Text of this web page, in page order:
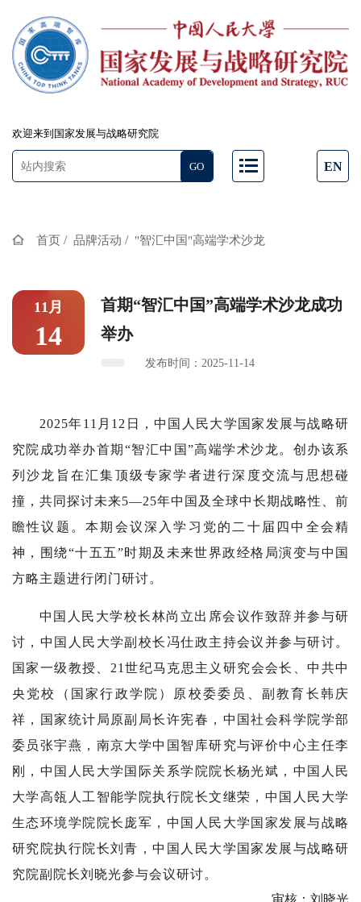
欢迎来到国家发展与战略研究院
EN
首页 / 品牌活动 / "智汇中国"高端学术沙龙
11月
14
首期“智汇中国”高端学术沙龙成功
举办
发布时间：2025-11-14
2025年11月12日，中国人民大学国家发展与战略研
究院成功举办首期“智汇中国”高端学术沙龙。创办该系
列沙龙旨在汇集顶级专家学者进行深度交流与思想碰
撞，共同探讨未来5—25年中国及全球中长期战略性、前
瞻性议题。本期会议深入学习党的二十届四中全会精
神，围绕“十五五”时期及未来世界政经格局演变与中国
方略主题进行闭门研讨。
中国人民大学校长林尚立出席会议作致辞并参与研
讨，中国人民大学副校长冯仕政主持会议并参与研讨。
国家一级教授、21世纪马克思主义研究会会长、中共中
央党校（国家行政学院）原校委委员、副教育长韩庆
祥，国家统计局原副局长许宪春，中国社会科学院学部
委员张宇燕，南京大学中国智库研究与评价中心主任李
刚，中国人民大学国际关系学院院长杨光斌，中国人民
大学高瓴人工智能学院执行院长文继荣，中国人民大学
生态环境学院院长庞军，中国人民大学国家发展与战略
研究院执行院长刘青，中国人民大学国家发展与战略研
究院副院长刘晓光参与会议研讨。
审核：刘晓光